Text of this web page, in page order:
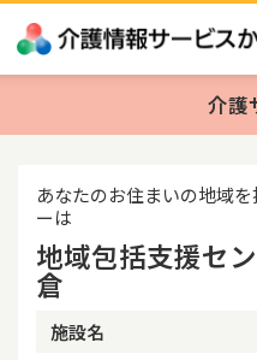
介護
あなたのお住まいの地域
ーは
地域包括支援セ
倉
施設名